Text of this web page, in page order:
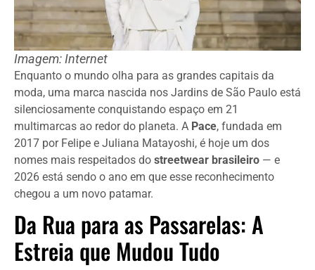
Imagem: Internet
Enquanto o mundo olha para as grandes capitais da
moda, uma marca nascida nos Jardins de São Paulo está
silenciosamente conquistando espaço em 21
multimarcas ao redor do planeta. A Pace, fundada em
2017 por Felipe e Juliana Matayoshi, é hoje um dos
nomes mais respeitados do streetwear brasileiro — e
2026 está sendo o ano em que esse reconhecimento
chegou a um novo patamar.
Da Rua para as Passarelas: A
Estreia que Mudou Tudo